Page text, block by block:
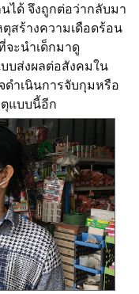
ได้ จึงถูกต่อว่ากลับมา
สร้างความเดือดร้อน
ะนำเด็กมาดู
บส่งผลต่อสังคมใน
ดำเนินการจับกุมหรือ
ตุแบบนี้อีก